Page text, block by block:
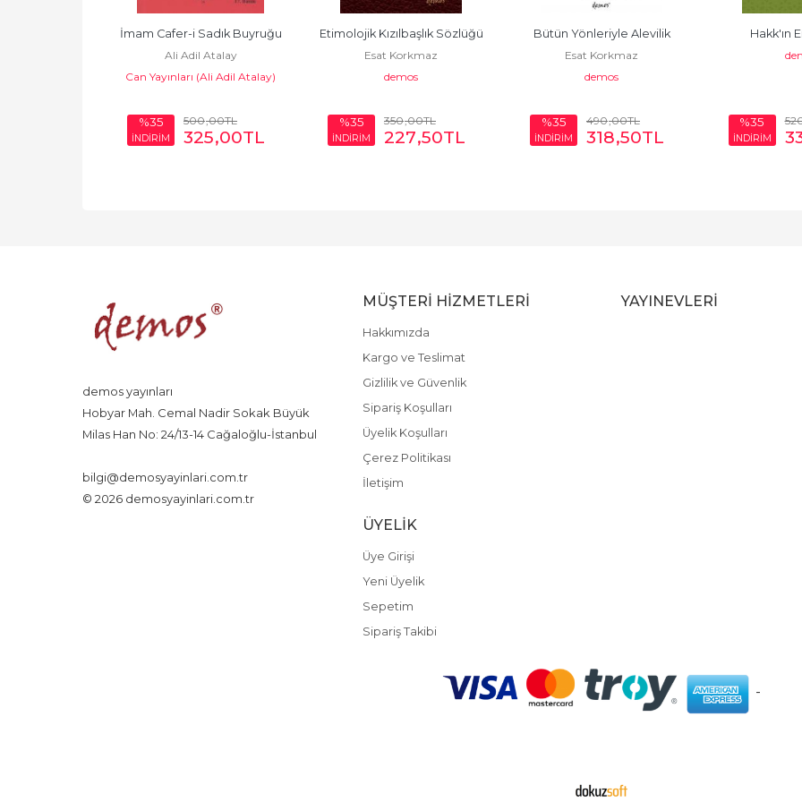
İmam Cafer-i Sadık Buyruğu
Ali Adil Atalay
Can Yayınları (Ali Adil Atalay)
%35
İNDİRİM
500,00TL
325,00TL
Etimolojik Kızılbaşlık Sözlüğü
Esat Korkmaz
demos
%35
İNDİRİM
350,00TL
227,50TL
Bütün Yönleriyle Alevilik
Esat Korkmaz
demos
%35
İNDİRİM
490,00TL
318,50TL
Hakk'ın
%35
İNDİRİM
demos yayınları
Hobyar Mah. Cemal Nadir Sokak Büyük
Milas Han No: 24/13-14 Cağaloğlu-İstanbul
bilgi@demosyayinlari.com.tr
© 2026 demosyayinlari.com.tr
MÜŞTERI HIZMETLERI
Hakkımızda
Kargo ve Teslimat
Gizlilik ve Güvenlik
Sipariş Koşulları
Üyelik Koşulları
Çerez Politikası
İletişim
YAYINEVLERI
ÜYELIK
Üye Girişi
Yeni Üyelik
Sepetim
Sipariş Takibi
-